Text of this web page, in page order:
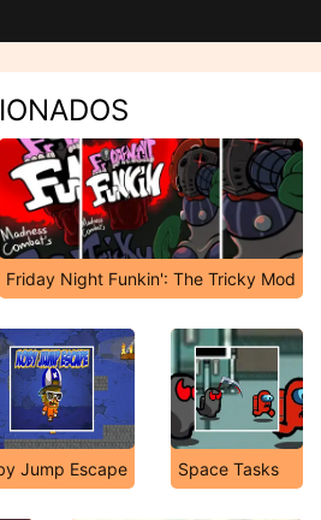
Friday Night Funkin': The Tricky Mod
Jump Escape Space Tasks